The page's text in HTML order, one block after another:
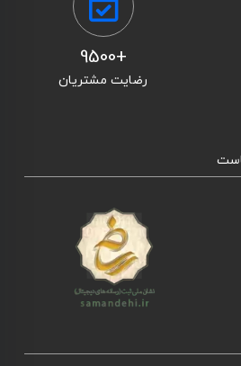
+9500
رضایت مشتریان